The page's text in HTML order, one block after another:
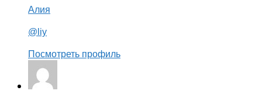
Алия
@liy
Посмотреть профиль